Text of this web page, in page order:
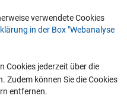
Einstellungen
Kontakt
verwendete Cookies
in der Box "Webanalyse
Cookies jederzeit über die
Zudem können Sie die Cookies
entfernen.